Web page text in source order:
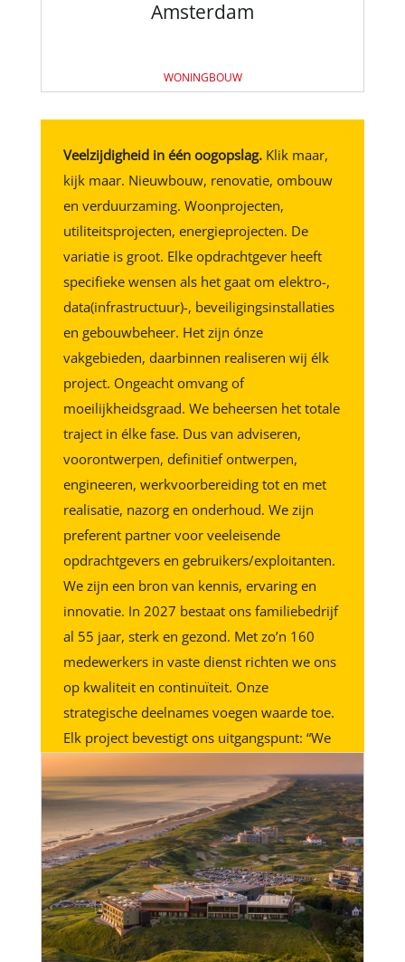
Amsterdam
WONINGBOUW
Veelzijdigheid in één oogopslag. Klik maar,
kijk maar. Nieuwbouw, renovatie, ombouw
en verduurzaming. Woonprojecten,
utiliteitsprojecten, energieprojecten. De
variatie is groot. Elke opdrachtgever heeft
specifieke wensen als het gaat om elektro-,
data(infrastructuur)-, beveiligingsinstallaties
en gebouwbeheer. Het zijn ónze
vakgebieden, daarbinnen realiseren wij élk
project. Ongeacht omvang of
moeilijkheidsgraad. We beheersen het totale
traject in élke fase. Dus van adviseren,
voorontwerpen, definitief ontwerpen,
engineeren, werkvoorbereiding tot en met
realisatie, nazorg en onderhoud. We zijn
preferent partner voor veeleisende
opdrachtgevers en gebruikers/exploitanten.
We zijn een bron van kennis, ervaring en
innovatie. In 2027 bestaat ons familiebedrijf
al 55 jaar, sterk en gezond. Met zo’n 160
medewerkers in vaste dienst richten we ons
op kwaliteit en continuïteit. Onze
strategische deelnames voegen waarde toe.
Elk project bevestigt ons uitgangspunt: “We